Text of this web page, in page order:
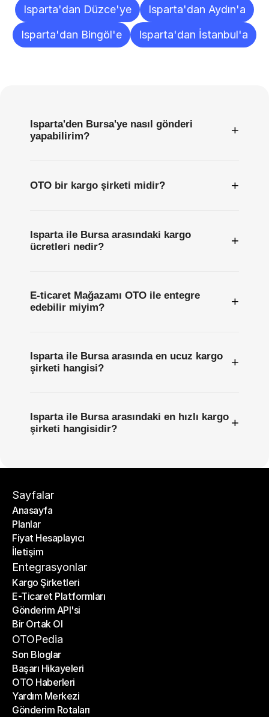
Isparta'dan Düzce'ye
Isparta'dan Aydın'a
Isparta'dan Bingöl'e
Isparta'dan İstanbul'a
Isparta'den Bursa'ye nasıl gönderi
yapabilirim?
+
OTO bir kargo şirketi midir? +
Isparta ile Bursa arasındaki kargo
ücretleri nedir?
+
E-ticaret Mağazamı OTO ile entegre
edebilir miyim?
+
Isparta ile Bursa arasında en ucuz kargo
şirketi hangisi?
+
Isparta ile Bursa arasındaki en hızlı kargo
şirketi hangisidir?
+
Sayfalar
Anasayfa
Anasayfa
Planlar
Planlar
Fiyat Hesaplayıcı
Fiyat Hesaplayıcı
İletişim
İletişim
Entegrasyonlar
Kargo Şirketleri
Kargo Şirketleri
E-Ticaret Platformları
E-Ticaret Platformları
Gönderim API'si
Gönderim API'si
Bir Ortak Ol
Bir Ortak Ol
OTOPedia
Son Bloglar
Son Bloglar
Başarı Hikayeleri
Başarı Hikayeleri
OTO Haberleri
OTO Haberleri
Yardım Merkezi
Yardım Merkezi
Gönderim Rotaları